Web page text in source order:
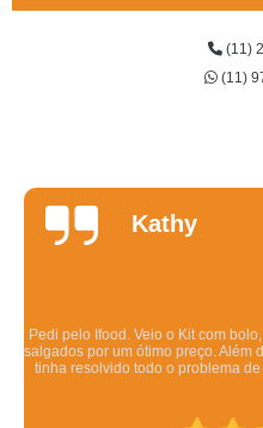
(11)
(11)
Os salgadinhos são maravilhosos.
esquento no microondas pra ser
Todo mundo